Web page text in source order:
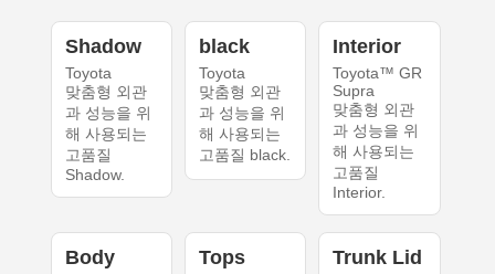
Shadow
Toyota
맞춤형 외관
과 성능을 위
해 사용되는
고품질
Shadow.
black
Toyota
맞춤형 외관
과 성능을 위
해 사용되는
고품질 black.
Interior
Toyota™ GR
Supra
맞춤형 외관
과 성능을 위
해 사용되는
고품질
Interior.
Body Tops Trunk Lid